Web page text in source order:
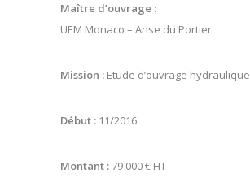
Maître d’ouvrage :
UEM Monaco – Anse du Portier
Mission : Etude d’ouvrage hydraulique
Début : 11/2016
Montant : 79 000 € HT